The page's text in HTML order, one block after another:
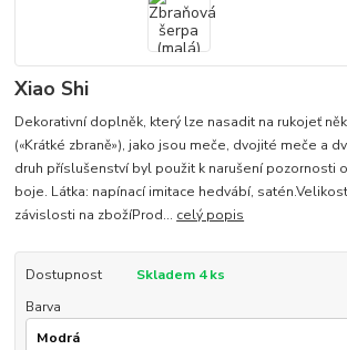
Xiao Shi
Dekorativní doplněk, který lze nasadit na rukojeť
(«Krátké zbraně»), jako jsou meče, dvojité meče a
druh příslušenství byl použit k narušení pozornosti
boje. Látka: napínací imitace hedvábí,
závislosti na zbožíProd... celý popis
Dostupnost
Skladem 4 ks
Barva